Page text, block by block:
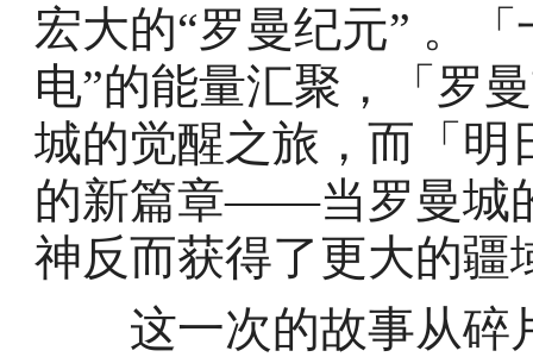
宏大的“罗曼纪元” 。
电”的能量汇聚，「罗
城的觉醒之旅，而「明
的新篇章——当罗曼城
神反而获得了更大的疆
这一次的故事从碎